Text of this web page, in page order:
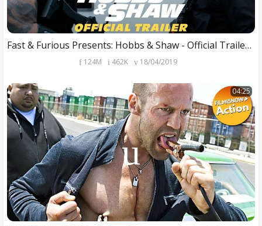
Fast & Furious Presents: Hobbs & Shaw - Official Trailer #2 [HD]
124M 462K 18/04/2019
04:25